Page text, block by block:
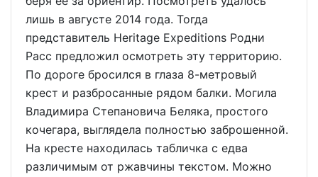
лишь в августе 2014 года. Тогда
представитель Heritage Expeditions Родни
Расс предложил осмотреть эту территорию.
По дороге бросился в глаза 8-метровый
крест и разбросанные рядом балки. Могила
Владимира Степановича Беляка, простого
кочегара, выглядела полностью заброшенной.
На кресте находилась табличка с едва
различимым от ржавчины текстом. Можно